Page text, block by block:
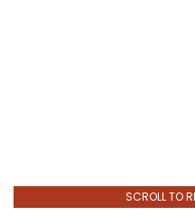
SCROLL TO